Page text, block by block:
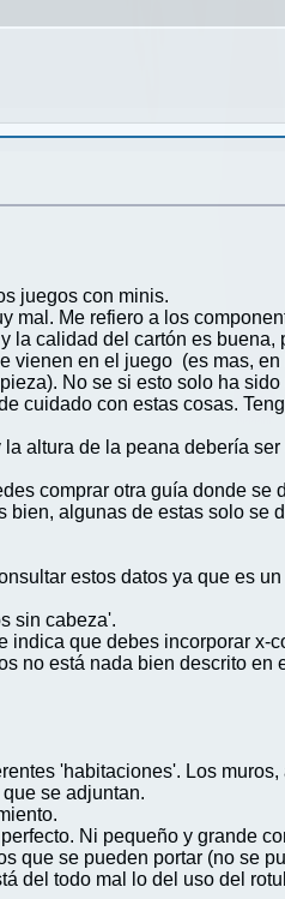
juegos con minis.
mal. Me refiero a los
la calidad del cartón es buena,
vienen en el juego (es mas,
No se si esto solo ha
cuidado con estas cosas.
altura de la peana debería ser
comprar otra guía donde se
algunas de estas solo se
estos datos ya que es
sin cabeza'.
que debes incorporar x-
no está nada bien descrito en
'habitaciones'. Los
se adjuntan.
Ni pequeño y grande
que se pueden portar (no se
del todo mal lo del uso del